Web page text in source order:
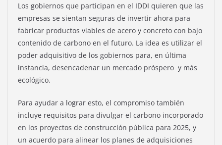
Los gobiernos que participan en el IDDI quieren que las
empresas se sientan seguras de invertir ahora para
fabricar productos viables de acero y concreto con bajo
contenido de carbono en el futuro. La idea es utilizar el
poder adquisitivo de los gobiernos para, en última
instancia, desencadenar un mercado próspero y más
ecológico.
Para ayudar a lograr esto, el compromiso también
incluye requisitos para divulgar el carbono incorporado
en los proyectos de construcción pública para 2025, y
un acuerdo para alinear los planes de adquisiciones